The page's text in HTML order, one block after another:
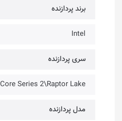
برند پردازنده
Intel
سری پردازنده
Core Series 2\Raptor Lake
مدل پردازنده